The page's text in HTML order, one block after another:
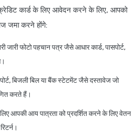
कार्ड के लिए आवेदन करने के लिए, आपको
जमा करने होंगे:
जारी फोटो पहचान पत्र जैसे आधार कार्ड, पासपोर्ट,
बिजली बिल या बैंक स्टेटमेंट जैसे दस्तावेज जो
करते हैं।
आपकी आय पात्रता को प्रदर्शित करने के लिए वेतन